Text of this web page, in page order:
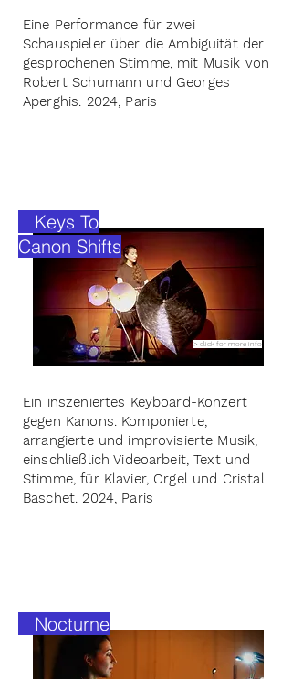
Eine Performance für zwei
Schauspieler über die Ambiguität der
gesprochenen Stimme, mit Musik von
Robert Schumann und Georges
Aperghis. 2024, Paris
> click for more info
Keys To
Canon Shifts
Ein inszeniertes Keyboard-Konzert
gegen Kanons. Komponierte,
arrangierte und improvisierte Musik,
einschließlich Videoarbeit, Text und
Stimme, für Klavier, Orgel und Cristal
Baschet. 2024, Paris
Nocturne